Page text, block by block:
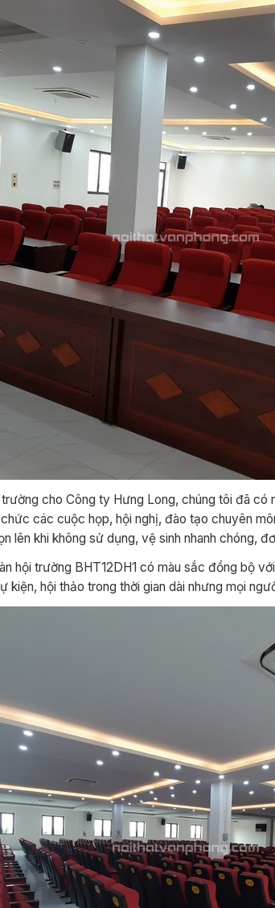
cho Công ty Hưng Long, chúng tôi đã có
các cuộc họp, hội nghị, đào tạo chuyên
lên khi không sử dụng, vệ sinh nhanh chóng,
hội trường BHT12DH1 có màu sắc đồng bộ
kiện, hội thảo trong thời gian dài nhưng mọi